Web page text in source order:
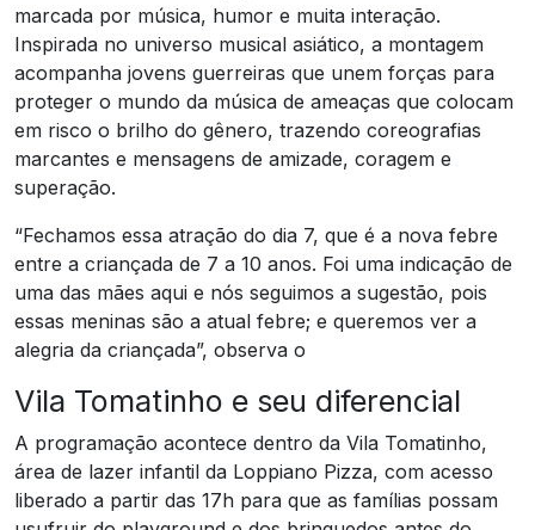
marcada por música, humor e muita interação.
Inspirada no universo musical asiático, a montagem
acompanha jovens guerreiras que unem forças para
proteger o mundo da música de ameaças que colocam
em risco o brilho do gênero, trazendo coreografias
marcantes e mensagens de amizade, coragem e
superação.
“Fechamos essa atração do dia 7, que é a nova febre
entre a criançada de 7 a 10 anos. Foi uma indicação de
uma das mães aqui e nós seguimos a sugestão, pois
essas meninas são a atual febre; e queremos ver a
alegria da criançada”, observa o
Vila Tomatinho e seu diferencial
A programação acontece dentro da Vila Tomatinho,
área de lazer infantil da Loppiano Pizza, com acesso
liberado a partir das 17h para que as famílias possam